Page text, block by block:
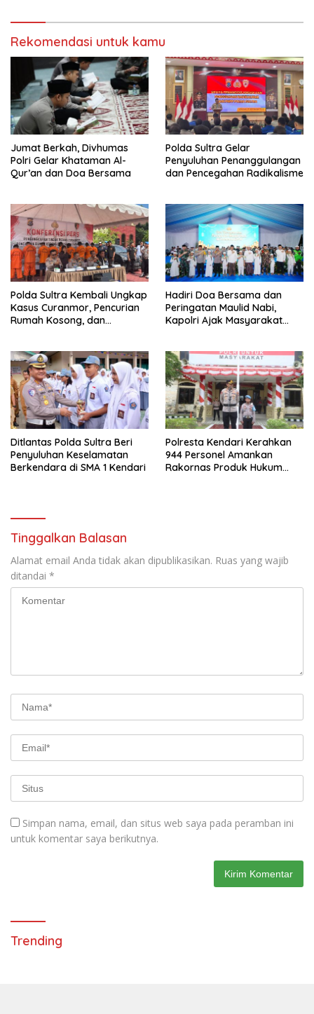
Rekomendasi untuk kamu
Jumat Berkah, Divhumas
Polri Gelar Khataman Al-
Qur’an dan Doa Bersama
Polda Sultra Gelar
Penyuluhan Penanggulangan
dan Pencegahan Radikalisme
Polda Sultra Kembali Ungkap
Kasus Curanmor, Pencurian
Rumah Kosong, dan
Hadiri Doa Bersama dan
Peringatan Maulid Nabi,
Kapolri Ajak Masyarakat
Indonesia
Ditlantas Polda Sultra Beri
Penyuluhan Keselamatan
Berkendara di SMA 1 Kendari
Polresta Kendari Kerahkan
944 Personel Amankan
Rakornas Produk Hukum
Tinggalkan Balasan
Alamat email Anda tidak akan dipublikasikan. Ruas yang wajib
ditandai *
Simpan nama, email, dan situs web saya pada peramban ini
untuk komentar saya berikutnya.
Trending